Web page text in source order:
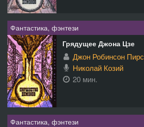
Фантастика, фэнтези
Грядущее Джона Цзе
Джон Робинсон Пирс
Николай Козий
20 мин.
Фантастика, фэнтези